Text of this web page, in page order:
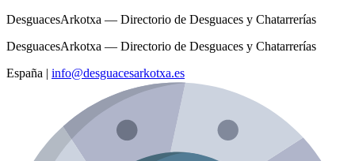
DesguacesArkotxa — Directorio de Desguaces y Chatarrerías
DesguacesArkotxa — Directorio de Desguaces y Chatarrerías
España | info@desguacesarkotxa.es